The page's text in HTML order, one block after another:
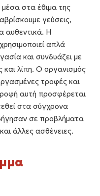
μέσα στα έθιμα της
γεύσεις,
αυθεντικά. Η
απλά
και συνδυάζει με
λίπη. Ο οργανισμός
τροφές και
αυτή προσφέρεται
στα σύγχρονα
σε προβλήματα
άλλες ασθένειες.